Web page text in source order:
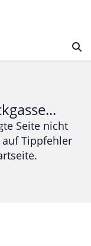
Seite nicht
Tippfehler